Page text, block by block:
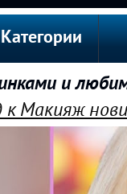
Категории
и
к Макияж